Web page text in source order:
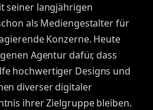
seiner langjährigen
als Mediengestalter für
Konzerne. Heute
Agentur dafür, dass
hochwertiger Designs und
diverser digitaler
ihrer Zielgruppe bleiben.